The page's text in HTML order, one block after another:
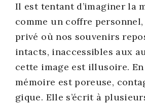
Il est ten­tant d’imaginer la
comme un coffre
pri­vé où nos sou­ve­nirs
intacts, inac­ces­sibles aux
cette image est illu­soire.
mémoire est poreuse,
gique. Elle s’écrit à